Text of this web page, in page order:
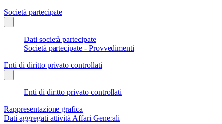
Società partecipate
Dati società partecipate
Società partecipate - Provvedimenti
Enti di diritto privato controllati
Enti di diritto privato controllati
Rappresentazione grafica
Dati aggregati attività Affari Generali